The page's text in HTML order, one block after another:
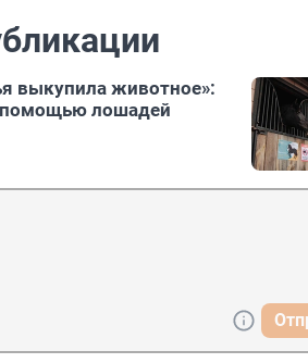
выкупила животное»:
помощью лошадей